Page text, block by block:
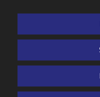
Mini Escavadeira /
Outros
Plataformas